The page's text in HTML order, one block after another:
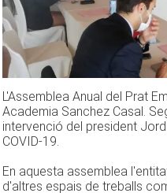
L'Assemblea Anual del Prat
Academia Sanchez Casal.
intervenció del president
COVID-19.
En aquesta assemblea
d'altres espais de treballs